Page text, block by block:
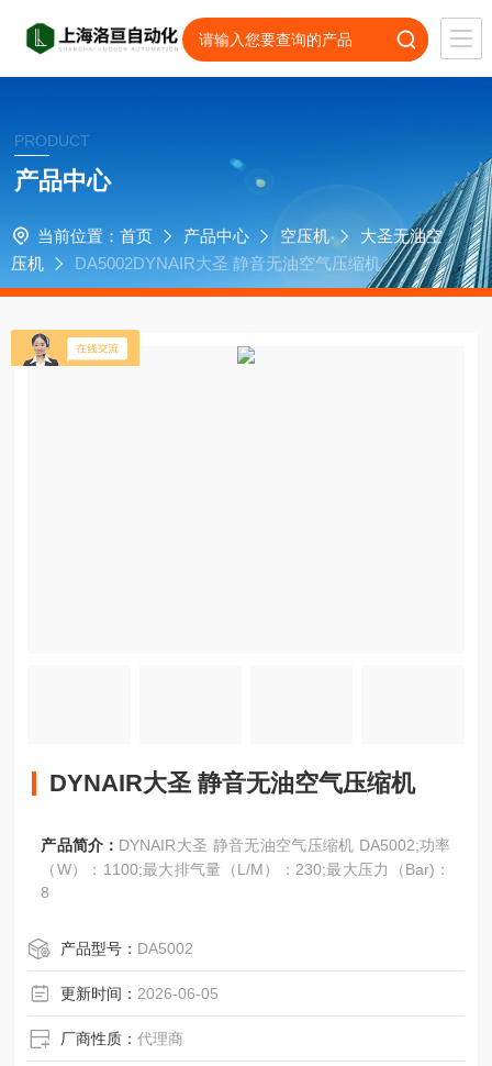
PRODUCT
产品中心
当前位置： 首页 产品中心 空压机
大圣无油空
压机
DA5002DYNAIR大圣 静音无油空气压缩机
DYNAIR大圣 静音无油空气压缩机
产品简介： DYNAIR大圣 静音无油空气压缩机 DA5002;功率
（W）：1100;最大排气量（L/M）：230;最大压力（Bar)：
8
产品型号： DA5002
更新时间： 2026-06-05
厂商性质：代理商